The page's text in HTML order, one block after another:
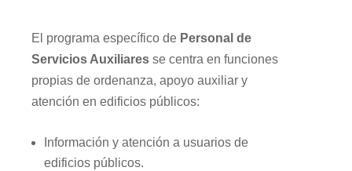
El programa específico de Personal de
Servicios Auxiliaresse centra en funciones
propias de ordenanza, apoyo auxiliar y
atención en edificios públicos:
Información y atención a usuarios de
edificios públicos.